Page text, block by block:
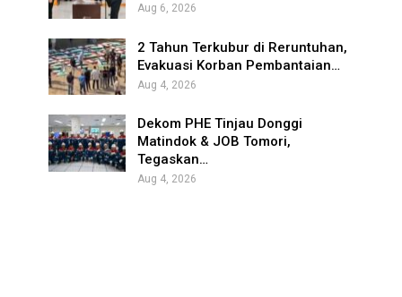
Aug 6, 2026
2 Tahun Terkubur di Reruntuhan,
Evakuasi Korban Pembantaian…
Aug 4, 2026
Dekom PHE Tinjau Donggi
Matindok & JOB Tomori,
Tegaskan…
Aug 4, 2026